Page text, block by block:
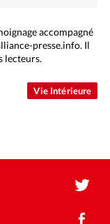
Vie Intérieure
accompagné
presse.info. Il
lecteurs.